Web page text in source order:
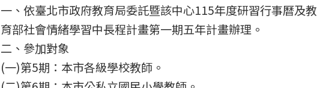
一、依臺北市政府教育局委託暨該中心115年度研習行事曆及教
育部社會情緒學習中長程計畫第一期五年計畫辦理。
二、參加對象
(一)第5期：本市各級學校教師。